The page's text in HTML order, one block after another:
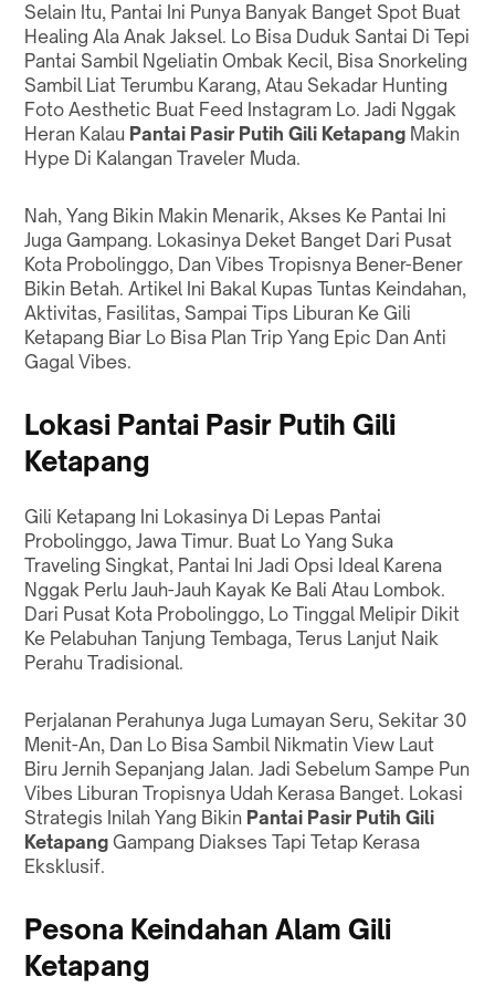
Selain Itu, Pantai Ini Punya Banyak Banget Spot Buat
Healing Ala Anak Jaksel. Lo Bisa Duduk Santai Di Tepi
Pantai Sambil Ngeliatin Ombak Kecil, Bisa Snorkeling
Sambil Liat Terumbu Karang, Atau Sekadar Hunting
Foto Aesthetic Buat Feed Instagram Lo. Jadi Nggak
Heran Kalau Pantai Pasir Putih Gili Ketapang Makin
Hype Di Kalangan Traveler Muda.
Nah, Yang Bikin Makin Menarik, Akses Ke Pantai Ini
Juga Gampang. Lokasinya Deket Banget Dari Pusat
Kota Probolinggo, Dan Vibes Tropisnya Bener-Bener
Bikin Betah. Artikel Ini Bakal Kupas Tuntas Keindahan,
Aktivitas, Fasilitas, Sampai Tips Liburan Ke Gili
Ketapang Biar Lo Bisa Plan Trip Yang Epic Dan Anti
Gagal Vibes.
Lokasi Pantai Pasir Putih Gili
Ketapang
Gili Ketapang Ini Lokasinya Di Lepas Pantai
Probolinggo, Jawa Timur. Buat Lo Yang Suka
Traveling Singkat, Pantai Ini Jadi Opsi Ideal Karena
Nggak Perlu Jauh-Jauh Kayak Ke Bali Atau Lombok.
Dari Pusat Kota Probolinggo, Lo Tinggal Melipir Dikit
Ke Pelabuhan Tanjung Tembaga, Terus Lanjut Naik
Perahu Tradisional.
Perjalanan Perahunya Juga Lumayan Seru, Sekitar 30
Menit-An, Dan Lo Bisa Sambil Nikmatin View Laut
Biru Jernih Sepanjang Jalan. Jadi Sebelum Sampe Pun
Vibes Liburan Tropisnya Udah Kerasa Banget. Lokasi
Strategis Inilah Yang Bikin Pantai Pasir Putih Gili
Ketapang Gampang Diakses Tapi Tetap Kerasa
Eksklusif.
Pesona Keindahan Alam Gili
Ketapang